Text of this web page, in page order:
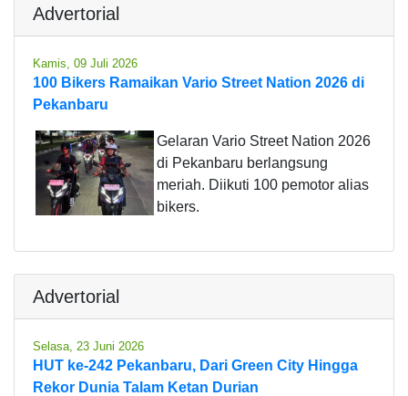
Advertorial
Kamis, 09 Juli 2026
100 Bikers Ramaikan Vario Street Nation 2026 di
Pekanbaru
Gelaran Vario Street Nation 2026
di Pekanbaru berlangsung
meriah. Diikuti 100 pemotor alias
bikers.
Advertorial
Selasa, 23 Juni 2026
HUT ke-242 Pekanbaru, Dari Green City Hingga
Rekor Dunia Talam Ketan Durian